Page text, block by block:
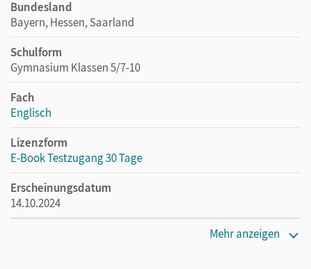
Bundesland
Bayern, Hessen, Saarland
Schulform
Gymnasium Klassen 5/7-10
Fach
Englisch
Lizenzform
E-Book Testzugang 30 Tage
Erscheinungsdatum
14.10.2024
Mehr anzeigen